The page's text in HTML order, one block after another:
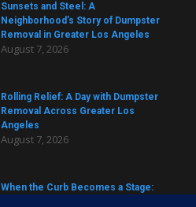
Sunsets and Steel: A
Neighborhood’s Story of Dumpster
Removal in Greater Los Angeles
August 7, 2026
Rolling Relief: A Day with Dumpster
Removal Across Greater Los
Angeles
August 7, 2026
When the Curb Becomes a Stage: